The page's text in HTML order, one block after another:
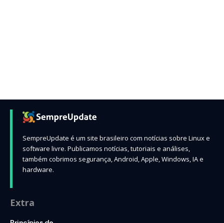
SempreUpdate é um site brasileiro com notícias sobre Linux e
software livre. Publicamos notícias, tutoriais e análises,
também cobrimos segurança, Android, Apple, Windows, IA e
hardware.
Extra